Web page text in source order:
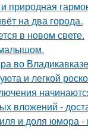
природная
на два города.
в новом свете.
во
и легкой
вложений -
и доля юмора